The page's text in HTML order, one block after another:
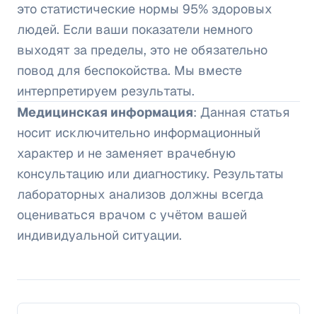
это статистические нормы 95% здоровых
людей. Если ваши показатели немного
выходят за пределы, это не обязательно
повод для беспокойства. Мы вместе
интерпретируем результаты.
Медицинская информация: Данная статья
носит исключительно информационный
характер и не заменяет врачебную
консультацию или диагностику. Результаты
лабораторных анализов должны всегда
оцениваться врачом с учётом вашей
индивидуальной ситуации.